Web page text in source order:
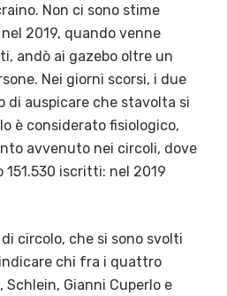
Non ci sono stime
2019, quando venne
andò ai gazebo oltre un
Nei giorni scorsi, i due
auspicare che stavolta si
è considerato fisiologico,
avvenuto nei circoli, dove
iscritti: nel 2019
circolo, che si sono svolti
chi fra i quattro
Gianni Cuperlo e